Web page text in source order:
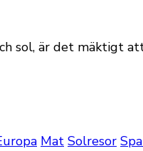
sol, är det mäktigt
Mat Solresor